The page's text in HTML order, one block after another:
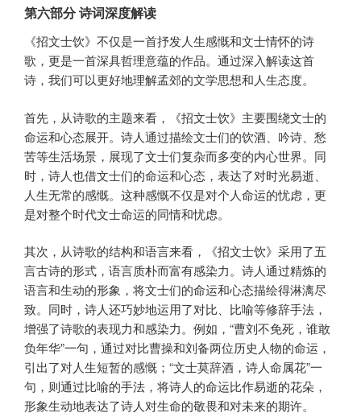
第六部分 诗词深度解读
《招文士饮》不仅是一首抒发人生感慨和文士情怀的诗
歌，更是一首深具哲理意蕴的作品。通过深入解读这首
诗，我们可以更好地理解孟郊的文学思想和人生态度。
首先，从诗歌的主题来看，《招文士饮》主要围绕文士的
命运和心态展开。诗人通过描绘文士们的饮酒、吟诗、愁
苦等生活场景，展现了文士们复杂而多变的内心世界。同
时，诗人也借文士们的命运和心态，表达了对时光易逝、
人生无常的感慨。这种感慨不仅是对个人命运的忧虑，更
是对整个时代文士命运的同情和忧虑。
其次，从诗歌的结构和语言来看，《招文士饮》采用了五
言古诗的形式，语言质朴而富有感染力。诗人通过精炼的
语言和生动的形象，将文士们的命运和心态描绘得淋漓尽
致。同时，诗人还巧妙地运用了对比、比喻等修辞手法，
增强了诗歌的表现力和感染力。例如，“曹刘不免死，谁敢
负年华”一句，通过对比曹操和刘备两位历史人物的命运，
引出了对人生短暂的感慨；“文士莫辞酒，诗人命属花”一
句，则通过比喻的手法，将诗人的命运比作易逝的花朵，
形象生动地表达了诗人对生命的敬畏和对未来的期许。